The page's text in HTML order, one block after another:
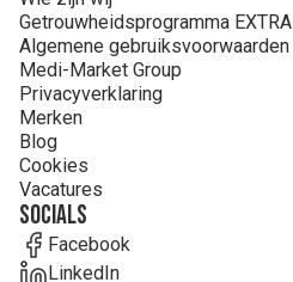
Getrouwheidsprogramma EXTRA
Algemene gebruiksvoorwaarden
Medi-Market Group
Privacyverklaring
Merken
Blog
Cookies
Vacatures
Socials
Facebook
LinkedIn